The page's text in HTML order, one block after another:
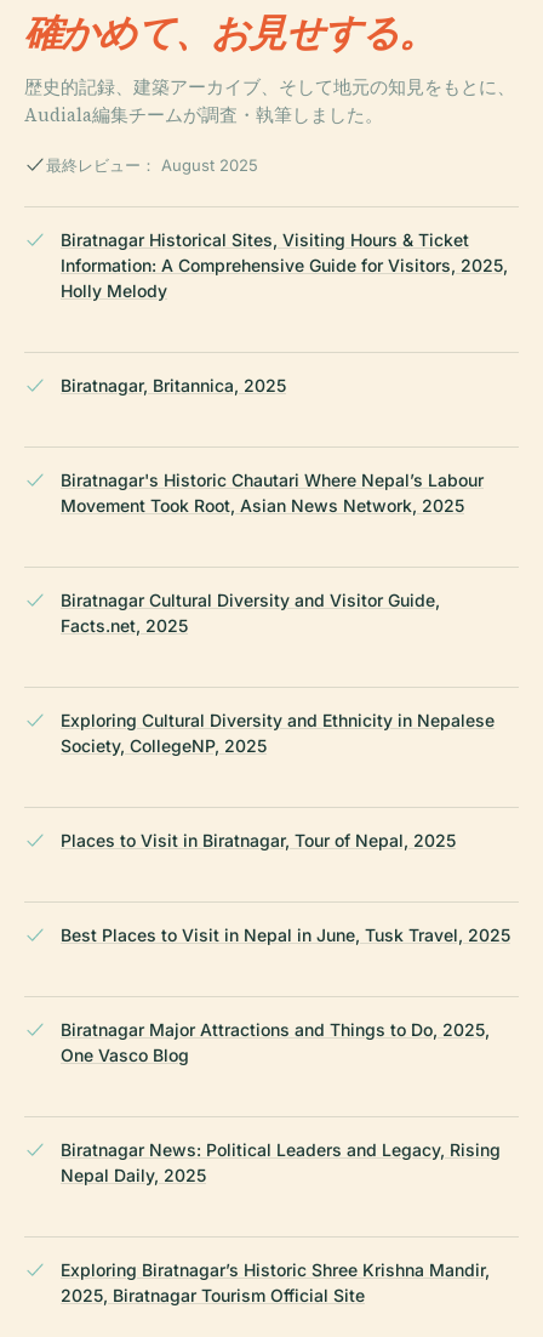
確かめて、お見せする。
歴史的記録、建築アーカイブ、そして地元の知見をもとに、
Audiala編集チームが調査・執筆しました。
最終レビュー： August 2025
Biratnagar Historical Sites, Visiting Hours & Ticket
Information: A Comprehensive Guide for Visitors, 2025,
Holly Melody
Biratnagar, Britannica, 2025
Biratnagar's Historic Chautari Where Nepal’s Labour
Movement Took Root, Asian News Network, 2025
Biratnagar Cultural Diversity and Visitor Guide,
Facts.net, 2025
Exploring Cultural Diversity and Ethnicity in Nepalese
Society, CollegeNP, 2025
Places to Visit in Biratnagar, Tour of Nepal, 2025
Best Places to Visit in Nepal in June, Tusk Travel, 2025
Biratnagar Major Attractions and Things to Do, 2025,
One Vasco Blog
Biratnagar News: Political Leaders and Legacy, Rising
Nepal Daily, 2025
Exploring Biratnagar’s Historic Shree Krishna Mandir,
2025, Biratnagar Tourism Official Site